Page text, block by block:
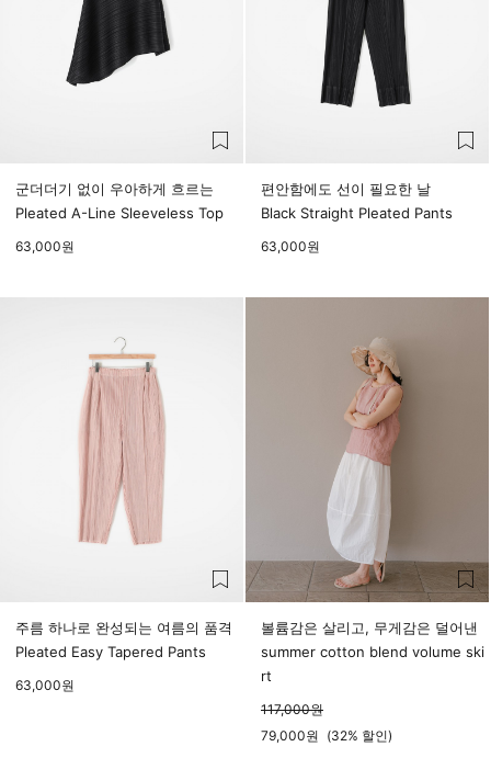
군더더기 없이 우아하게 흐르는
Pleated A-Line Sleeveless Top
63,000원
편안함에도 선이 필요한 날
Black Straight Pleated Pants
63,000원
주름 하나로 완성되는 여름의 품격
Pleated Easy Tapered Pants
63,000원
볼륨감은 살리고, 무게감은 덜어낸
summer cotton blend volume ski
rt
117,000원
79,000원 (32% 할인)